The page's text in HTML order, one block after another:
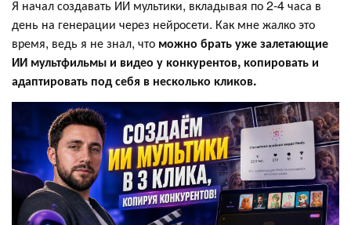
Я начал создавать ИИ мультики, вкладывая по 2-4 часа в
день на генерации через нейросети. Как мне жалко это
время, ведь я не знал, что можно брать уже залетающие
ИИ мультфильмы и видео у конкурентов, копировать и
адаптировать под себя в несколько кликов.